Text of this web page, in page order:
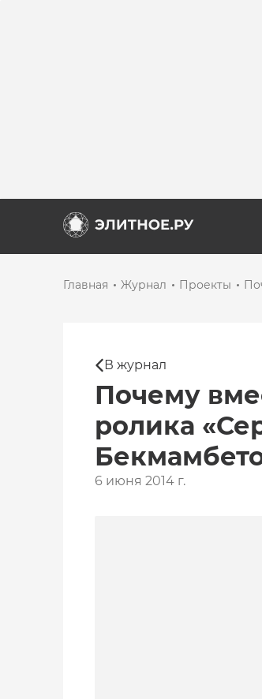
Главная Журнал Проекты
В журнал
Почему
ролика
6 июня 2014 г.